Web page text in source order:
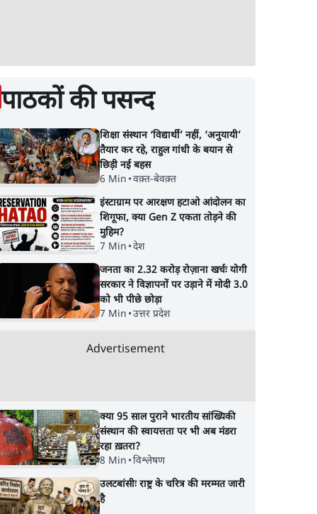
पेपर लीक घोटाले की सच्चाई:
छात्रों के विरोध और भर्ती में
धोखाधड़ी पर राजेंद्र तिवारी।
BJP बनाम कांग्रेस।
एजेंडा जारी किया-
रोज़गार, सरकारी
की जवाबदेही
पाठकों की पसन्द
शिक्षा संस्थान ‘विद्यार्थी’ नहीं, ‘अनुयायी’
तैयार कर रहे, राहुल गांधी के बयान से
छिड़ी नई बहस
6 Min •वक़्त-बेवक़्त
इंस्टाग्राम पर आरक्षण हटाओ आंदोलन का
शिगूफा, क्या Gen Z एकता तोड़ने की
मुहिम?
7 Min •देश
जनता का 2.32 करोड़ रोज़ाना खर्चः योगी
सरकार ने विज्ञापनों पर उड़ाने में मोदी 3.0
को भी पीछे छोड़ा
7 Min •उत्तर प्रदेश
Advertisement
क्या 95 साल पुराने भारतीय सांख्यिकी
संस्थान की स्वायत्तता पर भी अब मंडरा
रहा ख़तरा?
8 Min •विश्लेषण
उलटबांसीः राष्ट्र के चरित्र की मरम्मत जारी
है